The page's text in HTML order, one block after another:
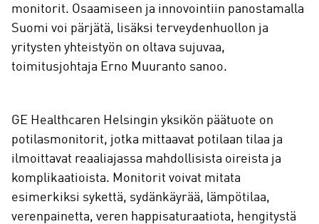
monitorit. Osaamiseen ja innovointiin panostamalla
Suomi voi pärjätä, lisäksi terveydenhuollon ja
yritysten yhteistyön on oltava sujuvaa,
toimitusjohtaja Erno Muuranto sanoo.
GE Healthcaren Helsingin yksikön päätuote on
potilasmonitorit, jotka mittaavat potilaan tilaa ja
ilmoittavat reaaliajassa mahdollisista oireista ja
komplikaatioista. Monitorit voivat mitata
esimerkiksi sykettä, sydänkäyrää, lämpötilaa,
verenpainetta, veren happisaturaatiota, hengitystä